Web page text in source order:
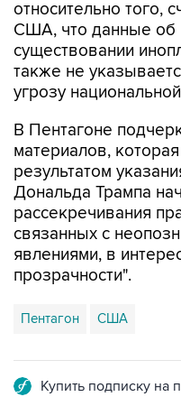
относительно того,
США, что данные об
существовании
также не
угрозу
В Пентагоне
материалов,
результатом
Дональда Трампа
рассекречивания
связанных с
явлениями, в
прозрачности".
Пентагон США
Купить подписку на